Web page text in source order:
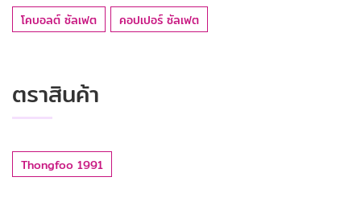
โคบอลต์ ซัลเฟต
คอปเปอร์ ซัลเฟต
ตราสินค้า
Thongfoo 1991